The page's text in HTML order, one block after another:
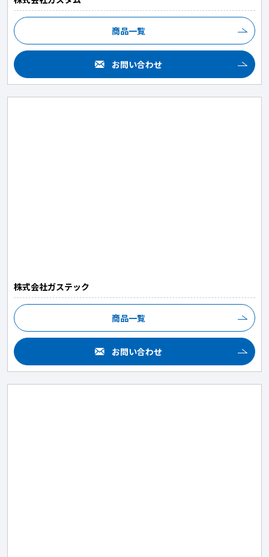
商品一覧
お問い合わせ
株式会社ガステック
商品一覧
お問い合わせ